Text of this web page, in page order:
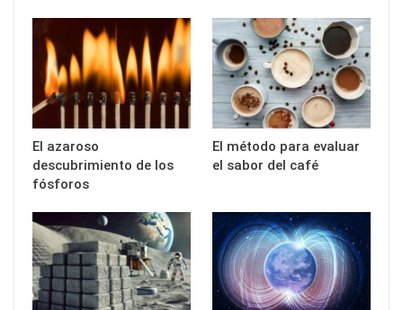
El azaroso
descubrimiento de los
fósforos
El método para evaluar
el sabor del café